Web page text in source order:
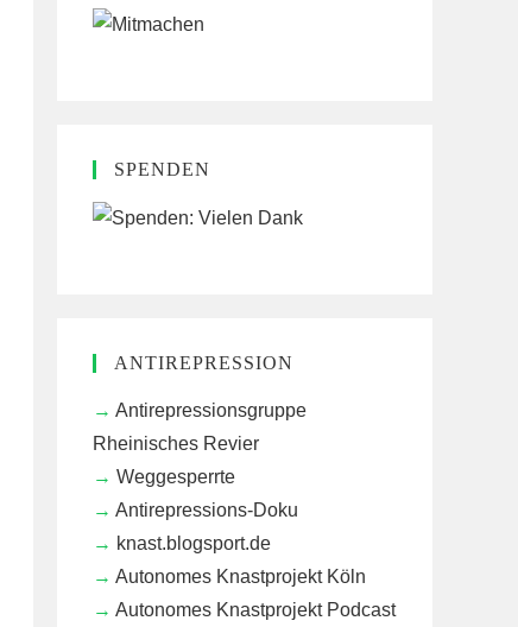
SPENDEN
ANTIREPRESSION
Antirepressionsgruppe
Rheinisches Revier
Weggesperrte
Antirepressions-Doku
knast.blogsport.de
Autonomes Knastprojekt Köln
Autonomes Knastprojekt Podcast